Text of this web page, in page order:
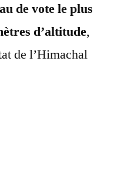
de vote le plus
d’altitude,
de l’Himachal